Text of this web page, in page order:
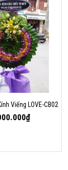
Viếng LOVE-CB02